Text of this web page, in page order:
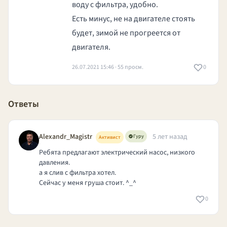
воду с фильтра, удобно.
Есть минус, не на двигателе стоять
будет, зимой не прогреется от
двигателя.
26.07.2021 15:46 · 55 просм. 0
Ответы
Alexandr_Magistr Активист Гуру
5 лет назад
Ребята предлагают электрический насос, низкого
давления.
а я слив с фильтра хотел.
Сейчас у меня груша стоит. ^_^
0